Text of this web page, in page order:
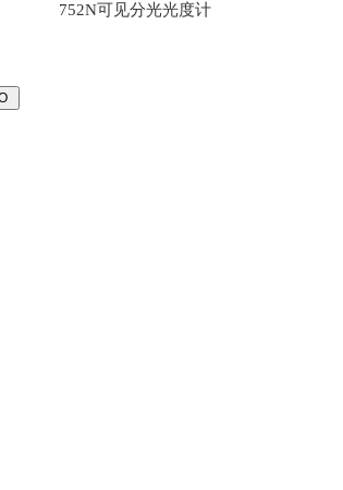
752N可见分光光度计